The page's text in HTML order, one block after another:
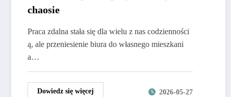
chaosie
Praca zdalna stała się dla wielu z nas codzienności
ą, ale przeniesienie biura do własnego mieszkani
a…
Dowiedz się więcej 2026-05-27